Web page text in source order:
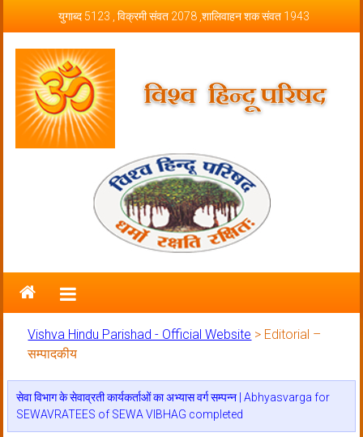
युगाब्द 5123 , विक्रमी संवत 2078 ,शालिवाहन शक संवत 1943
Vishva Hindu Parishad – Official
Website
Vishva Hindu Parishad - Official Website > Editorial –
सम्पादकीय
सेवा विभाग के सेवाव्रती कार्यकर्ताओं का अभ्यास वर्ग सम्पन्न | Abhyasvarga for
SEWAVRATEES of SEWA VIBHAG completed